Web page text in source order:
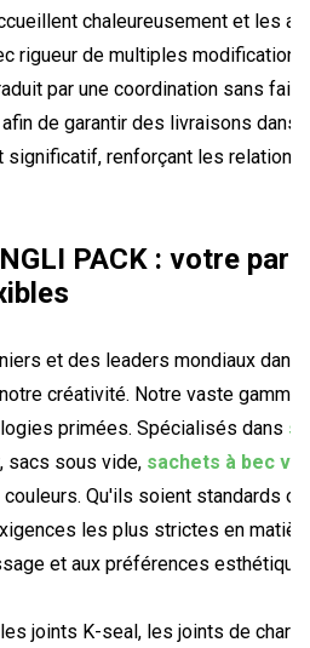
chaleureusement et les
rigueur de multiples
par une coordination sans
de garantir des livraisons
significatif, renforçant les
PACK : votre
et des leaders mondiaux dans
créativité. Notre vaste
primées. Spécialisés dans
sacs sous vide, sachets à bec
Qu'ils soient standards
les plus strictes en
et aux préférences
joints K-seal, les joints de